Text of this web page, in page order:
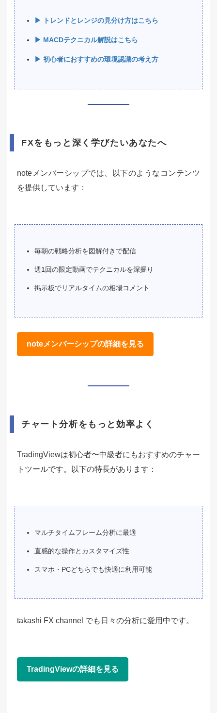
▶ トレンドとレンジの見分け方はこちら
▶ MACDテクニカル解説はこちら
▶ 初心者におすすめの環境認識の考え方
FXをもっと深く学びたいあなたへ
noteメンバーシップでは、以下のようなコンテンツ
を提供しています：
毎朝の戦略分析を図解付きで配信
週1回の限定動画でテクニカルを深掘り
掲示板でリアルタイムの相場コメント
noteメンバーシップの詳細を見る
チャート分析をもっと効率よく
TradingViewは初心者〜中級者にもおすすめのチャー
トツールです。以下の特長があります：
マルチタイムフレーム分析に最適
直感的な操作とカスタマイズ性
スマホ・PCどちらでも快適に利用可能
takashi FX channel でも日々の分析に愛用中です。
TradingViewの詳細を見る